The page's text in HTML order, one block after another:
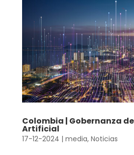
Colombia | Gobernanza
Artificial
17-12-2024 | media, Noticias